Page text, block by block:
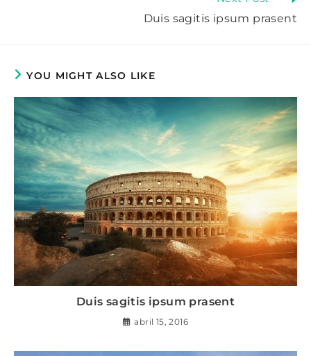
Duis sagitis ipsum prasent
YOU MIGHT ALSO LIKE
Duis sagitis ipsum prasent
abril 15, 2016